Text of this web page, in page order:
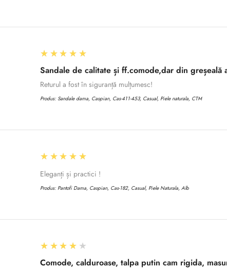
5
★★★★★
Sandale de calitate și ff.comode,dar din greșeală
Returul a fost în siguranță mulțumesc!
Produs: Sandale dama, Caspian, Cas-411-453, Casual, Piele naturala, CTM
5
★★★★★
Eleganți și practici !
Produs: Pantofi Dama, Caspian, Cas-182, Casual, Piele Naturala, Alb
4
★★★★★
Comode, calduroase, talpa putin cam rigida,